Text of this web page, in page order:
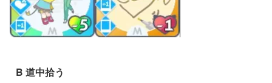
B 道中拾う